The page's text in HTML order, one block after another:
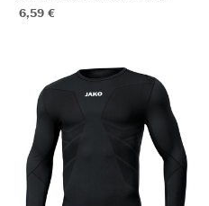
6,59 €